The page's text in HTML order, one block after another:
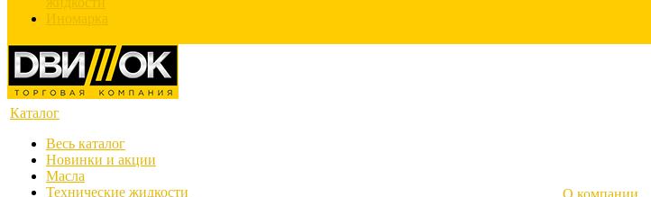
Иномарка
Каталог
Весь каталог
Новинки и акции
Масла
Технические жидкости
О компании